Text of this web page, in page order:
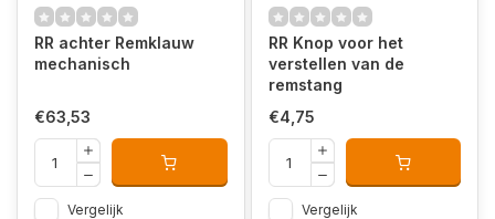
RR achter Remklauw
mechanisch
€63,53
Vergelijk
RR Knop voor het
verstellen van de
remstang
€4,75
Vergelijk